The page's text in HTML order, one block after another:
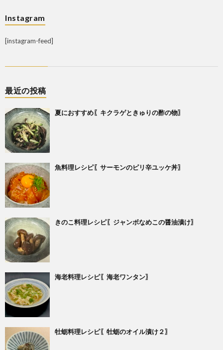
Instagram
[instagram-feed]
最近の投稿
夏におすすめ〖キクラゲときゅりの酢の物〗
魚料理レシピ〖サーモンのピリ辛ユッケ丼〗
きのこ料理レシピ〖ジャンボなめこの醤油漬け〗
海老料理レシピ〖海老ワンタン〗
牡蛎料理レシピ〖牡蛎のオイル漬け２〗